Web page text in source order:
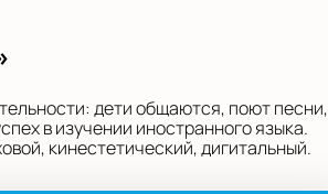
дети общаются, поют песни,
в изучении иностранного языка.
кинестетический, дигитальный.